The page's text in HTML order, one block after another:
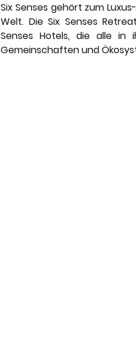
Six Senses gehört zum
Welt. Die Six Senses
Senses Hotels, die alle in
Gemeinschaften und